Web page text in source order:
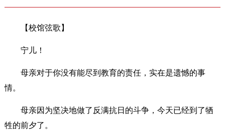
【校馆弦歌】
宁儿！
母亲对于你没有能尽到教育的责任，实在是遗憾的事
情。
母亲因为坚决地做了反满抗日的斗争，今天已经到了牺
牲的前夕了。